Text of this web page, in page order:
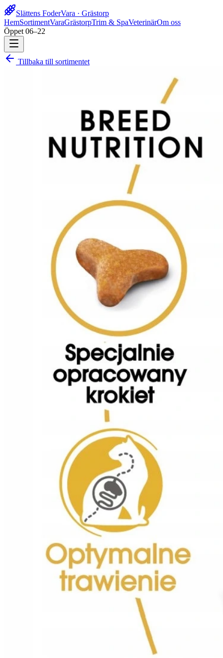
Slättens FoderVara · Grästorp
HemSortimentVaraGrästorpTrim & SpaVeterinärOm oss
Öppet 06–22
Tillbaka till sortimentet